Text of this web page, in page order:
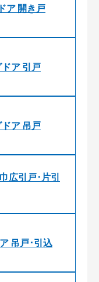
ア 開き戸
ア 引戸
ア 吊戸
広引戸･片引
吊戸･引込